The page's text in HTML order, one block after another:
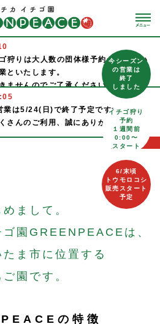
今シーズン
の営業は
終了
しました
イチゴ狩り
予約
１週間前
0:00〜
スタート
6/末頃
トウモロコシ
販売スタート
予定
狩りは大人数の団体様予約が入ってい
といたします。
ませんのでご了承ください。
狩りは実り状況次第とさせて頂きま
らの予約受付はせず、2日前に余裕があ
約枠を空ける予定です。
ご了承頂ければと思います。
は通常通り営業いたします。
営業について>
ージから
の0:00〜予約開始です。
週4営業です。
業は5/24(日)で終了予定です>
さんのご利用、誠にありがとうござい
くりのため、シーズンオフに力をため
何卒お付き合いください。
中〜下旬に営業スタート予定でござい
し上げております。
木)スタートいたしますが、その後、
水）（土）のみ、週2といたします。
が年内の営業となります。
ありましたら臨時オープンします。そ
一覧へ
まして。
園 GREENPEACEは、
たま市に 位置する
園です。
の特徴